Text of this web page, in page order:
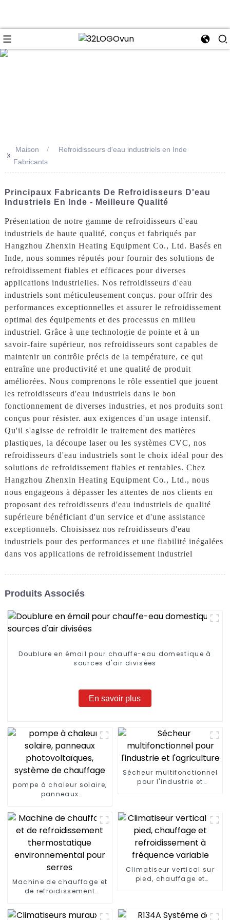
>> Maison
Refroidisseurs d'eau industriels en Inde
Fabricants
Principaux Fabricants De Refroidisseurs D'eau
Industriels En Inde - Meilleure Qualité
Présentation de notre gamme de refroidisseurs d'eau
industriels de haute qualité, conçus et fabriqués par
Hangzhou Zhenxin Heating Equipment Co., Ltd. Basés en
Inde, nous sommes réputés pour fournir des solutions de
refroidissement fiables et efficaces pour diverses
applications industrielles. Nos refroidisseurs d'eau
industriels sont méticuleusement conçus. pour offrir des
performances exceptionnelles et assurer le refroidissement
optimal des équipements et des processus en milieu
industriel. Grâce à une technologie de pointe et à un
savoir-faire supérieur, nos refroidisseurs sont capables de
maintenir un contrôle précis de la température, ce qui
entraîne une productivité et une qualité de produit
améliorées. Nous comprenons le rôle essentiel que jouent
les refroidisseurs d'eau industriels dans le bon
fonctionnement de diverses industries, et nos produits sont
conçus pour résister. aux exigences d'un usage intensif.
Qu'il s'agisse de refroidir le traitement des matières
plastiques, la découpe laser ou les systèmes CVC, nos
refroidisseurs d'eau industriels sont le choix idéal pour des
solutions de refroidissement fiables et rentables. Chez
Hangzhou Zhenxin Heating Equipment Co., Ltd., nous
nous engageons à dépasser les attentes de nos clients en
proposant des refroidisseurs d'eau industriels de qualité
supérieure bénéficiant d'un service et d'une assistance
exceptionnels. Choisissez nos refroidisseurs d'eau
industriels pour des performances et une fiabilité inégalées
dans vos applications de refroidissement industriel
Produits Associés
Doublure en émail pour chauffe-eau domestique à
sources d'air divisées
En savoir plus
pompe à chaleur solaire,
panneaux
Sécheur multifonctionnel
pour l'industrie et
Machine de chauffage et
de refroidissement
Climatiseur vertical sur
pied, chauffage et